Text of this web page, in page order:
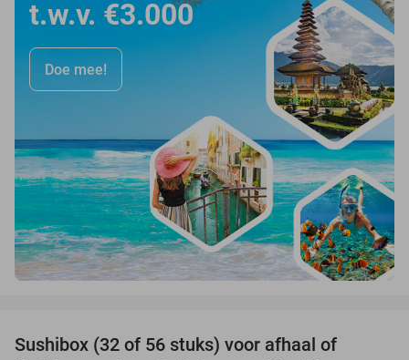
t.w.v. €3.000
Doe mee!
Sushibox (32 of 56 stuks) voor afhaal of